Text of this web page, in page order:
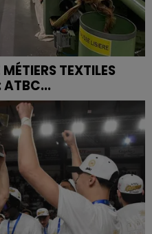
TEXTILES
ATBC...